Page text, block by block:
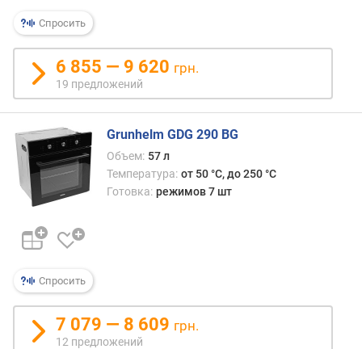
р
с
и
о
т
д
е
ш
е
в
х
к
о
Спросить
6 855 — 9 620 грн.
19 предложений
Спросить
Grunhelm GDG 290 BG
Объем: 57 л
Температура: от 50 °C, до 250 °C
Готовка: режимов 7 шт
7 079 — 8 609 грн.
12 предложений